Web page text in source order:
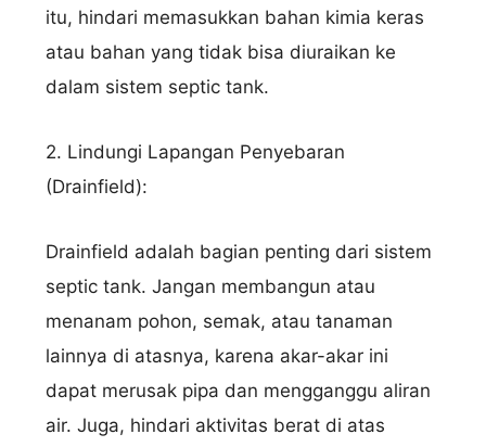
itu, hindari memasukkan bahan kimia keras
atau bahan yang tidak bisa diuraikan ke
dalam sistem septic tank.
2. Lindungi Lapangan Penyebaran
(Drainfield):
Drainfield adalah bagian penting dari sistem
septic tank. Jangan membangun atau
menanam pohon, semak, atau tanaman
lainnya di atasnya, karena akar-akar ini
dapat merusak pipa dan mengganggu aliran
air. Juga, hindari aktivitas berat di atas